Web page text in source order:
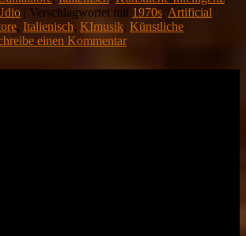
| Verschlagwortet mit 1970s, Artificial
, Italienisch, KImusik, Künstliche
einen Kommentar